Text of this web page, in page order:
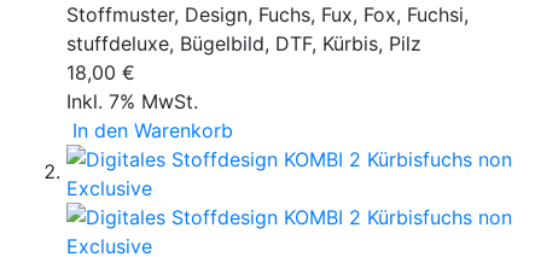
Stoffmuster, Design, Fuchs, Fux, Fox, Fuchsi,
stuffdeluxe, Bügelbild, DTF, Kürbis, Pilz
18,00 €
Inkl. 7% MwSt.
In den Warenkorb